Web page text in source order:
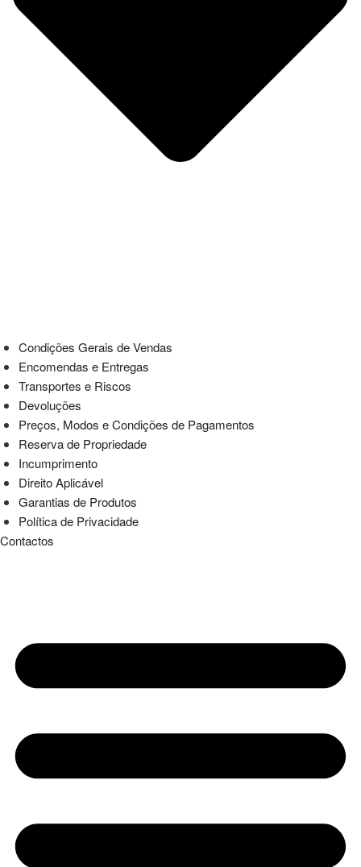
Condições Gerais de Vendas
Encomendas e Entregas
Transportes e Riscos
Devoluções
Preços, Modos e Condições de Pagamentos
Reserva de Propriedade
Incumprimento
Direito Aplicável
Garantias de Produtos
Política de Privacidade
Contactos